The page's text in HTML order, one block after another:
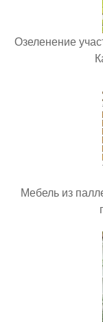
Озеленение
Мебель из